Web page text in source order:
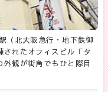
（北大阪急行・地下鉄御
れたオフィスビル「タ
観が街角でもひと際目